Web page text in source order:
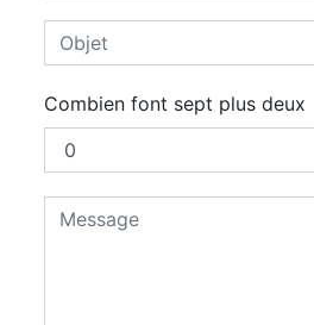
Combien font sept plus deux